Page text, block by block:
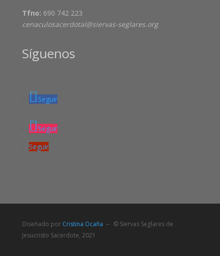
Tfno: 690 742 223
cenaculosacerdotal@siervas-seglares.org
Síguenos
Seguir
Seguir
Seguir
Diseñado por Cristina Ocaña – © Siervas Seglares de
Jesucristo Sacerdote, 2021